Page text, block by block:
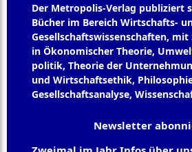
Der Metropolis-Verlag publiziert
Bücher im Bereich Wirtschafts-
Gesellschaftswissenschaften,
in Ökonomischer Theorie,
politik, Theorie der
und Wirtschaftsethik,
Gesellschaftsanalyse,
Newsletter